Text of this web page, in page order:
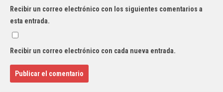
Recibir un correo electrónico con los siguientes comentarios a
esta entrada.
Recibir un correo electrónico con cada nueva entrada.